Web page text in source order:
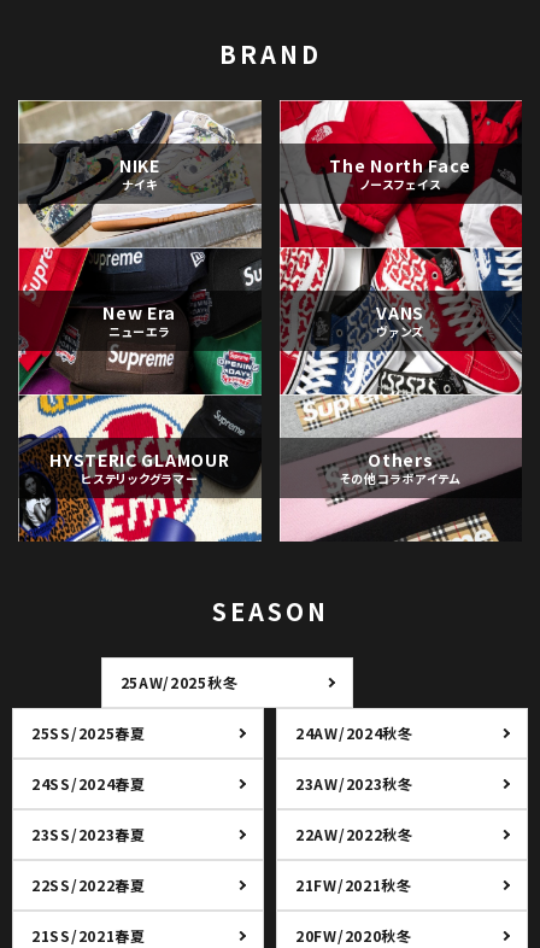
BRAND
NIKE
ナイキ
The North Face
ノースフェイス
New Era
ニューエラ
VANS
ヴァンズ
HYSTERIC GLAMOUR
ヒステリックグラマー
Others
その他コラボアイテム
SEASON
25AW/2025秋冬
25SS/2025春夏 24AW/2024秋冬
24SS/2024春夏 23AW/2023秋冬
23SS/2023春夏 22AW/2022秋冬
22SS/2022春夏 21FW/2021秋冬
21SS/2021春夏 20FW/2020秋冬